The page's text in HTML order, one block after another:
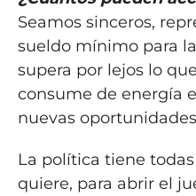
Seamos sinceros,
sueldo mínimo para
supera por lejos lo
consume de energía
nuevas
La política tiene
quiere, para abrir el